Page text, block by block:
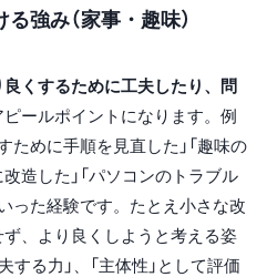
強み（家事・趣味）
くするために工夫したり、問
ピールポイントになります。例
ために手順を見直した」「趣味の
造した」「パソコンのトラブル
った経験です。たとえ小さな改
、より良くしようと考える姿
する力」、「主体性」として評価